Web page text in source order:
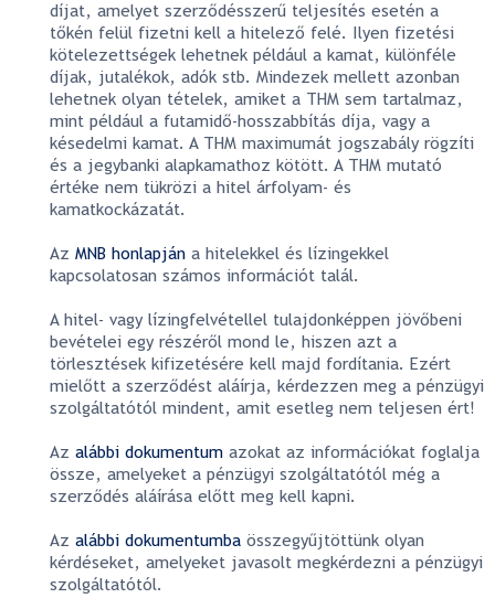
díjat, amelyet szerződésszerű teljesítés esetén a
tőkén felül fizetni kell a hitelező felé. Ilyen fizetési
kötelezettségek lehetnek például a kamat, különféle
díjak, jutalékok, adók stb. Mindezek mellett azonban
lehetnek olyan tételek, amiket a THM sem tartalmaz,
mint például a futamidő-hosszabbítás díja, vagy a
késedelmi kamat. A THM maximumát jogszabály rögzíti
és a jegybanki alapkamathoz kötött. A THM mutató
értéke nem tükrözi a hitel árfolyam- és
kamatkockázatát.
Az MNB honlapján a hitelekkel és lízingekkel
kapcsolatosan számos információt talál.
A hitel- vagy lízingfelvétellel tulajdonképpen jövőbeni
bevételei egy részéről mond le, hiszen azt a
törlesztések kifizetésére kell majd fordítania. Ezért
mielőtt a szerződést aláírja, kérdezzen meg a pénzügyi
szolgáltatótól mindent, amit esetleg nem teljesen ért!
Az alábbi dokumentum azokat az információkat foglalja
össze, amelyeket a pénzügyi szolgáltatótól még a
szerződés aláírása előtt meg kell kapni.
Az alábbi dokumentumba összegyűjtöttünk olyan
kérdéseket, amelyeket javasolt megkérdezni a pénzügyi
szolgáltatótól.